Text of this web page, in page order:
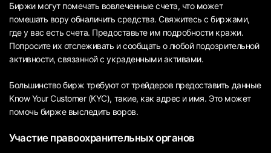
Биржи могут помечать вовлеченные счета, что может
помешать вору обналичить средства. Свяжитесь с биржами,
где у вас есть счета. Предоставьте им подробности кражи.
Попросите их отслеживать и сообщать о любой подозрительной
активности, связанной с украденными активами.
Большинство бирж требуют от трейдеров предоставить данные
Know Your Customer (KYC), такие, как адрес и имя. Это может
помочь бирже выследить воров.
Участие правоохранительных органов